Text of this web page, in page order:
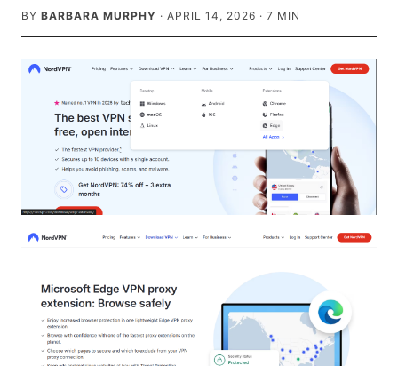
BY BARBARA MURPHY · APRIL 14, 2026 · 7 MIN